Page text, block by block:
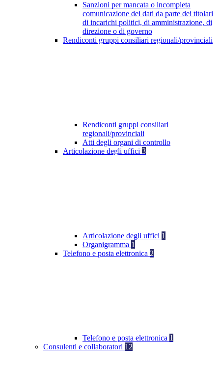
Sanzioni per mancata o incompleta
comunicazione dei dati da parte dei titolari
di incarichi politici, di amministrazione, di
direzione o di governo
Rendiconti gruppi consiliari regionali/provinciali
Rendiconti gruppi consiliari
regionali/provinciali
Atti degli organi di controllo
Articolazione degli uffici 3
Articolazione degli uffici 1
Organigramma 1
Telefono e posta elettronica 2
Telefono e posta elettronica 1
Consulenti e collaboratori 12